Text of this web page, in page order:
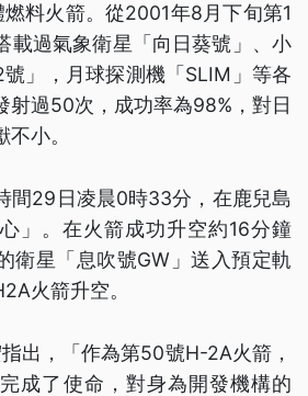
料火箭。從2001年8月下旬第1
載過氣象衛星「向日葵號」、小
」，月球探測機「SLIM」等各
射過50次，成功率為98%，對日
小。
間29日凌晨0時33分，在鹿兒島
」。在火箭成功升空約16分鐘
衛星「息吹號GW」送入預定軌
火箭升空。
出，「作為第50號H-2A火箭，
成了使命，對身為開發機構的